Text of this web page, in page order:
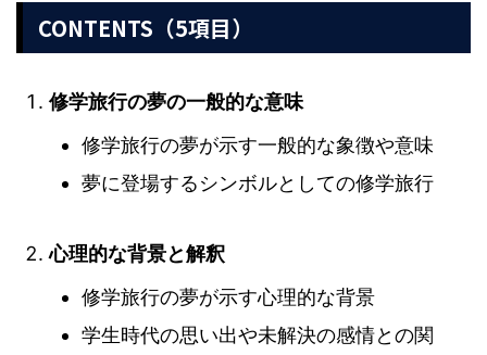
CONTENTS（5項目）
修学旅行の夢の一般的な意味
修学旅行の夢が示す一般的な象徴や意味
夢に登場するシンボルとしての修学旅行
心理的な背景と解釈
修学旅行の夢が示す心理的な背景
学生時代の思い出や未解決の感情との関